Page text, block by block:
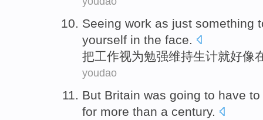
Seeing work as just something
yourself in the face.
把工作视为勉强维持生计就好像
youdao
But Britain was going to have to
for more than a century.